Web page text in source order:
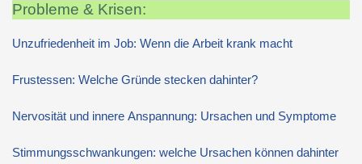
Probleme & Krisen:
Unzufriedenheit im Job: Wenn die Arbeit krank macht
Frustessen: Welche Gründe stecken dahinter?
Nervosität und innere Anspannung: Ursachen und Symptome
Stimmungsschwankungen: welche Ursachen können dahinter